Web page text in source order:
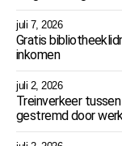
juli 7, 2026
Gratis
inkomen
juli 2, 2026
Treinverkeer
gestremd door